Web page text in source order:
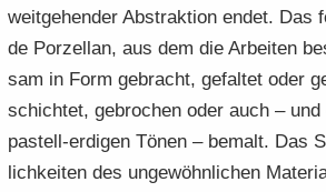
weit­ge­hen­der Abstrak­tion endet. Das
de Por­zel­lan, aus dem die Ar­bei­ten
sam in Form ge­bracht, ge­fal­tet oder
schich­tet, ge­bro­chen oder auch –
pastell-​erdigen Tönen – be­malt. Das
lichkeiten des un­ge­wöhn­li­chen